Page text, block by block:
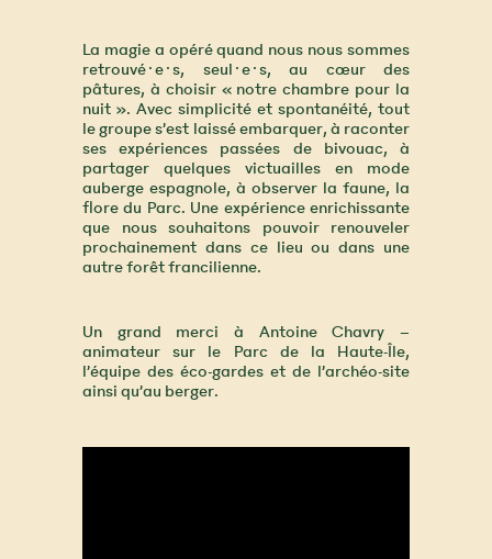
La magie a opéré quand nous nous sommes
retrouvé·e·s, seul·e·s, au cœur des
pâtures, à choisir « notre chambre pour la
nuit ». Avec simplicité et spontanéité, tout
le groupe s’est laissé embarquer, à raconter
ses expériences passées de bivouac, à
partager quelques victuailles en mode
auberge espagnole, à observer la faune, la
flore du Parc. Une expérience enrichissante
que nous souhaitons pouvoir renouveler
prochainement dans ce lieu ou dans une
autre forêt francilienne.
Un grand merci à Antoine Chavry –
animateur sur le Parc de la Haute-Île,
l’équipe des éco-gardes et de l’archéo-site
ainsi qu’au berger.